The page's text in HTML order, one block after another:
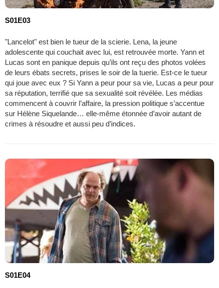
S01E03
"Lancelot" est bien le tueur de la scierie. Lena, la jeune
adolescente qui couchait avec lui, est retrouvée morte. Yann et
Lucas sont en panique depuis qu’ils ont reçu des photos volées
de leurs ébats secrets, prises le soir de la tuerie. Est-ce le tueur
qui joue avec eux ? Si Yann a peur pour sa vie, Lucas a peur pour
sa réputation, terrifié que sa sexualité soit révélée. Les médias
commencent à couvrir l’affaire, la pression politique s’accentue
sur Hélène Siquelande… elle-même étonnée d’avoir autant de
crimes à résoudre et aussi peu d’indices.
S01E04